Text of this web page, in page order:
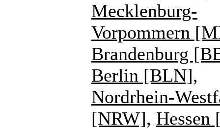
Mecklenburg-
Vorpommern
Brandenburg
Berlin [BLN],
Nordrhein-
[NRW], Hessen